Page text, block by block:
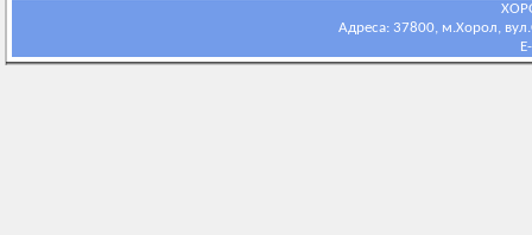
Адреса: 37800, м.Хорол,